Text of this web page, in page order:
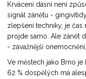
Krvácení dásní není
signál zánětu -
zlepšení techniky, je čas
projde samo. Ale zánět
- závažnější
Ve městech jako Brno je
62 % dospělých má